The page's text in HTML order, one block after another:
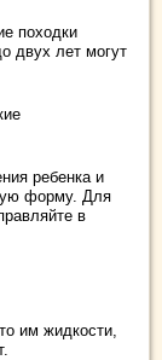
походки
двух лет могут
ребенка и
форму. Для
в
им жидкости,